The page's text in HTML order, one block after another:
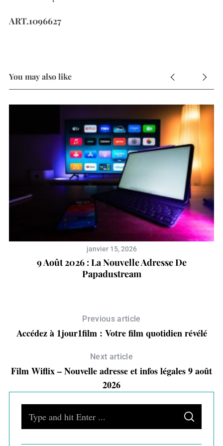
ART.1096627
You may also like
janvier 15, 2026
9 Août 2026 : La Nouvelle Adresse De
Papadustream
Previous article
Accédez à 1jour1film : Votre film quotidien révélé
Next article
Film Wiflix – Nouvelle adresse et infos légales 9 août
2026
S
A
C